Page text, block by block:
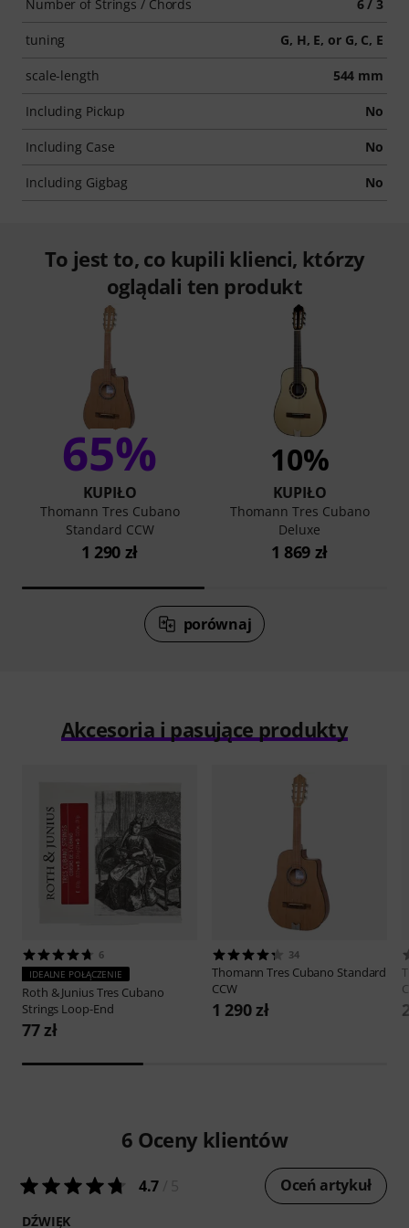
Number of Strings / Chords 6 / 3
tuning G, H, E, or G, C, E
scale-length 544 mm
Including Pickup No
Including Case No
Including Gigbag No
To jest to, co kupili klienci, którzy
oglądali ten produkt
65%
KUPIŁO
Thomann Tres Cubano
Standard CCW
1 290 zł
10%
KUPIŁO
Thomann Tres Cubano
Deluxe
1 869 zł
porównaj
Akcesoria i pasujące produkty
6
IDEALNE POŁĄCZENIE
Roth & JuniusTres Cubano
Strings Loop-End
77 zł
34
ThomannTres Cubano Standard
CCW
1 290 zł
6 Oceny klientów
4.7 Oceń artykuł
DŹWIĘK